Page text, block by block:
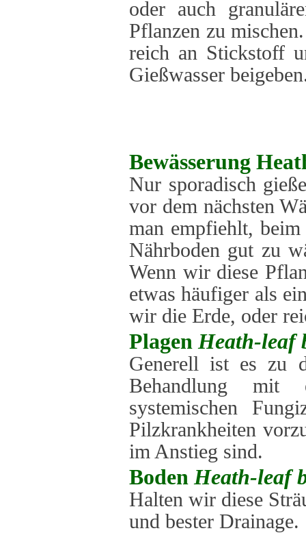
oder auch
Pflanzen zu
reich an Stickstoff
Gießwasser
Bewässerung
Nur sporadisch
vor dem nächsten
man empfiehlt, beim
Nährboden gut zu
Wenn wir diese
etwas häufiger als
wir die Erde, oder
PlagenHeath-leaf
Generell ist es zu
Behandlung mit
systemischen
Pilzkrankheiten
im Anstieg sind.
BodenHeath-leaf
Halten wir diese
und bester Drainage.